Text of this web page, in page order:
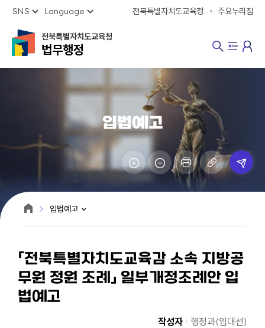
SNS Language 전북특별자치도교육청 주요누리집
전북특별자치도교육청
법무행정
입법예고
입법예고
「전북특별자치도교육감 소속 지방공
무원 정원 조례」 일부개정조례안 입
법예고
작성자 : 행정과(임대선)